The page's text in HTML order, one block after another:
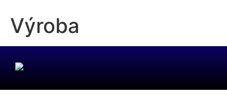
Záhradné hliníkové pergoly s automaticky zatváracou strechou a
inovatívnym systémom odvodu vody REALIZÁCIA DO 4 TÝŽDŇOV!!
Výroba